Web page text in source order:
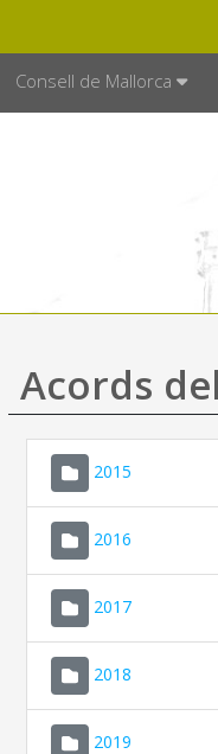
Consell de Mallorca
Acords
2015
2016
2017
2018
2019